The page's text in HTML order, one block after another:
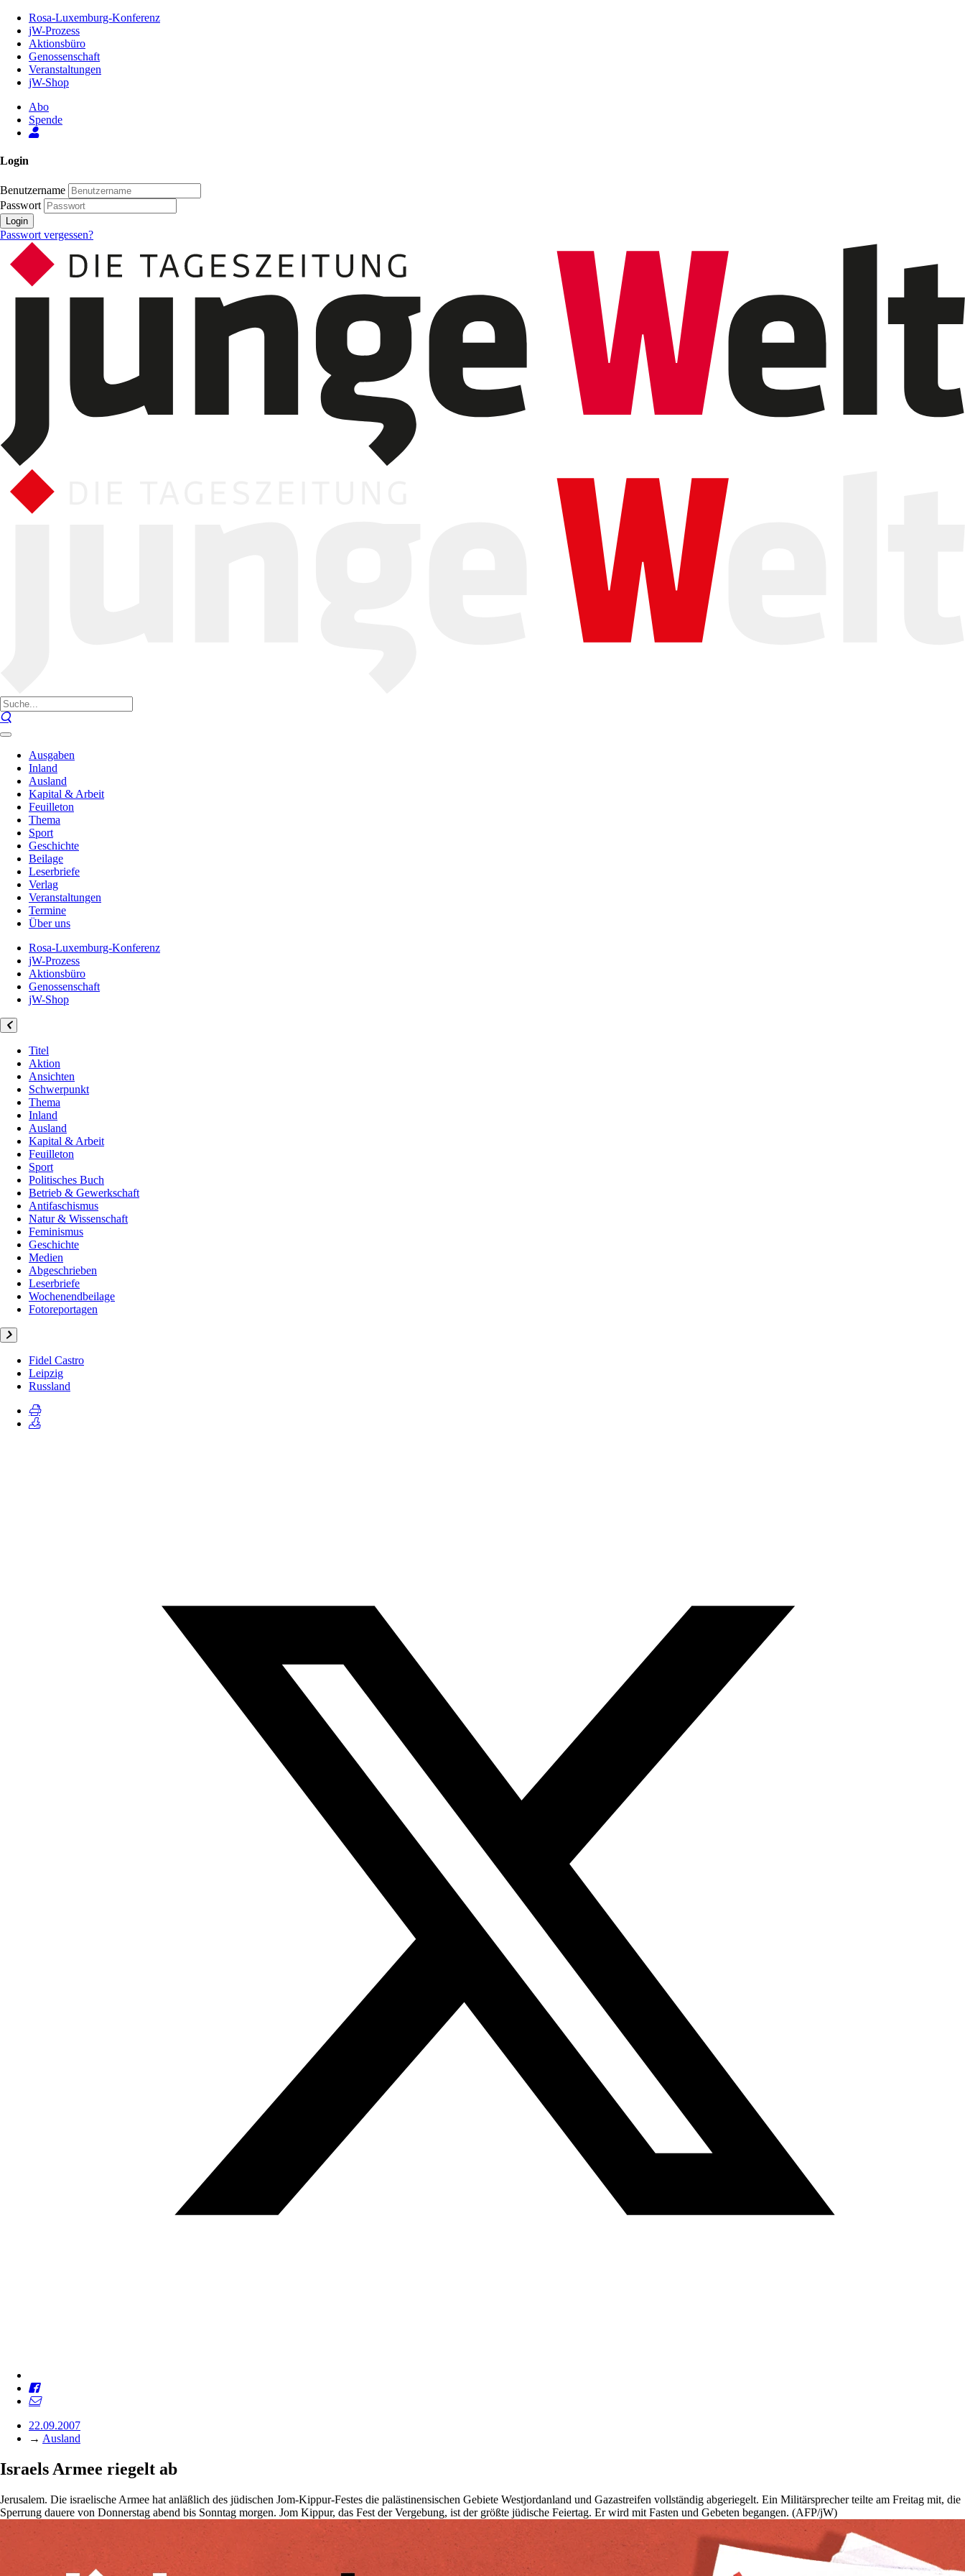
Inhalt
Seite
Rosa-Luxemburg-Konferenz
jW-Prozess
Aktionsbüro
Genossenschaft
Veranstaltungen
jW-Shop
Abo
Spende
Login
Benutzername
Passwort
Login
Passwort vergessen?
Ausgaben
Inland
Ausland
Kapital & Arbeit
Feuilleton
Thema
Sport
Geschichte
Beilage
Leserbriefe
Verlag
Veranstaltungen
Termine
Über uns
Rosa-Luxemburg-Konferenz
jW-Prozess
Aktionsbüro
Genossenschaft
jW-Shop
Titel
Aktion
Ansichten
Schwerpunkt
Thema
Inland
Ausland
Kapital & Arbeit
Feuilleton
Sport
Politisches Buch
Betrieb & Gewerkschaft
Antifaschismus
Natur & Wissenschaft
Feminismus
Geschichte
Medien
Abgeschrieben
Leserbriefe
Wochenendbeilage
Fotoreportagen
Fidel Castro
Leipzig
Russland
22.09.2007
→ Ausland
Israels Armee riegelt ab
Jerusalem. Die israelische Armee hat anläßlich des jüdischen Jom-Kippur-Festes die palästinensischen Gebiete Westjordanland und Gazastreifen vollständig abgeriegelt. Ein Militärsprecher teilte am Freitag mit, die
Sperrung dauere von Donnerstag abend bis Sonntag morgen. Jom Kippur, das Fest der Vergebung, ist der größte jüdische Feiertag. Er wird mit Fasten und Gebeten begangen. (AFP/jW)